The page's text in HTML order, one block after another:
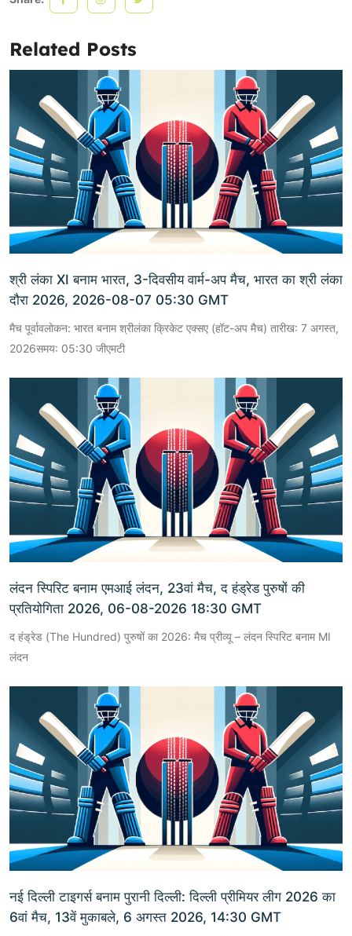
Related Posts
श्री लंका XI बनाम भारत, 3-दिवसीय वार्म-अप मैच, भारत का श्री लंका
दौरा 2026, 2026-08-07 05:30 GMT
मैच पूर्वावलोकन: भारत बनाम श्रीलंका क्रिकेट एक्सए (हॉट-अप मैच) तारीख: 7 अगस्त,
2026समय: 05:30 जीएमटी
लंदन स्पिरिट बनाम एमआई लंदन, 23वां मैच, द हंड्रेड पुरुषों की
प्रतियोगिता 2026, 06-08-2026 18:30 GMT
द हंड्रेड (The Hundred) पुरुषों का 2026: मैच प्रीव्यू – लंदन स्पिरिट बनाम MI
लंदन
नई दिल्ली टाइगर्स बनाम पुरानी दिल्ली: दिल्ली प्रीमियर लीग 2026 का
6वां मैच, 13वें मुकाबले, 6 अगस्त 2026, 14:30 GMT